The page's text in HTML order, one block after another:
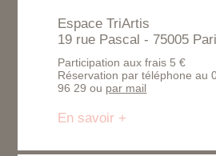
Espace TriArtis
19 rue Pascal - 75005
Participation aux frais 5 €
Réservation par téléphone au
96 29 ou par mail
En savoir +